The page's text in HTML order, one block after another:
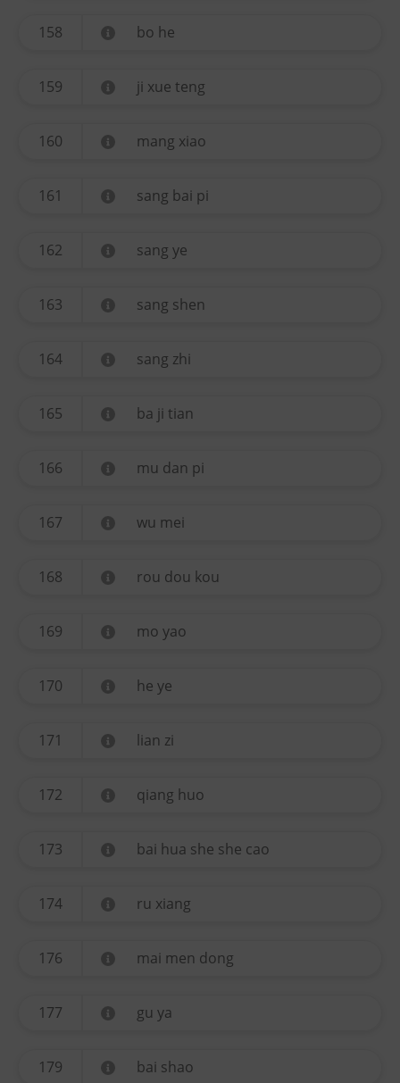
158 bo he
159 ji xue teng
160 mang xiao
161 sang bai pi
162 sang ye
163 sang shen
164 sang zhi
165 ba ji tian
166 mu dan pi
167 wu mei
168 rou dou kou
169 mo yao
170 he ye
171 lian zi
172 qiang huo
173 bai hua she she cao
174 ru xiang
176 mai men dong
177 gu ya
179 bai shao